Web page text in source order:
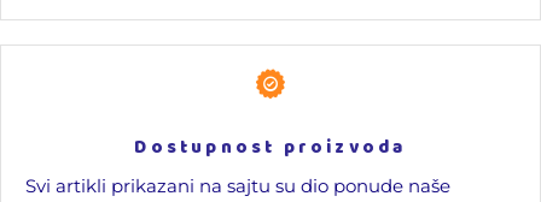
Dostupnost proizvoda
Svi artikli prikazani na sajtu su dio ponude naše